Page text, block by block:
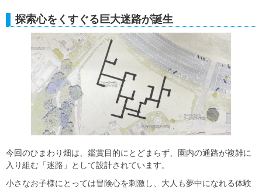
探索心をくすぐる巨大迷路が誕生
今回のひまわり畑は、鑑賞目的にとどまらず、園内の通路が複雑に
入り組む「迷路」として設計されています。
小さなお子様にとっては冒険心を刺激し、大人も夢中になれる体験